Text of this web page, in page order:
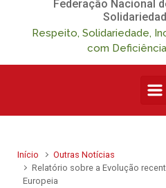
Federação Nacional
Respeito, Solidariedade,
com
Início
Outras Notícias
Relatório sobre a Evolução
Europeia